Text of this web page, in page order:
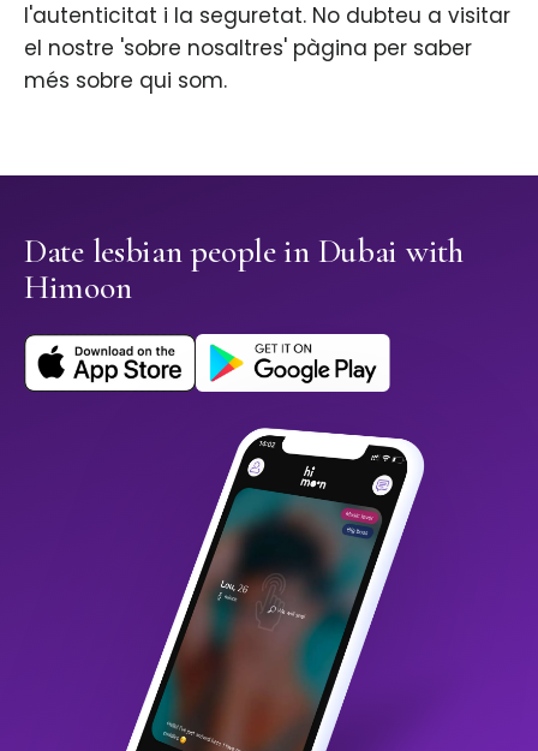
l'autenticitat i la seguretat. No dubteu a visitar
el nostre 'sobre nosaltres' pàgina per saber
més sobre qui som.
Date lesbian people in Dubai with
Himoon